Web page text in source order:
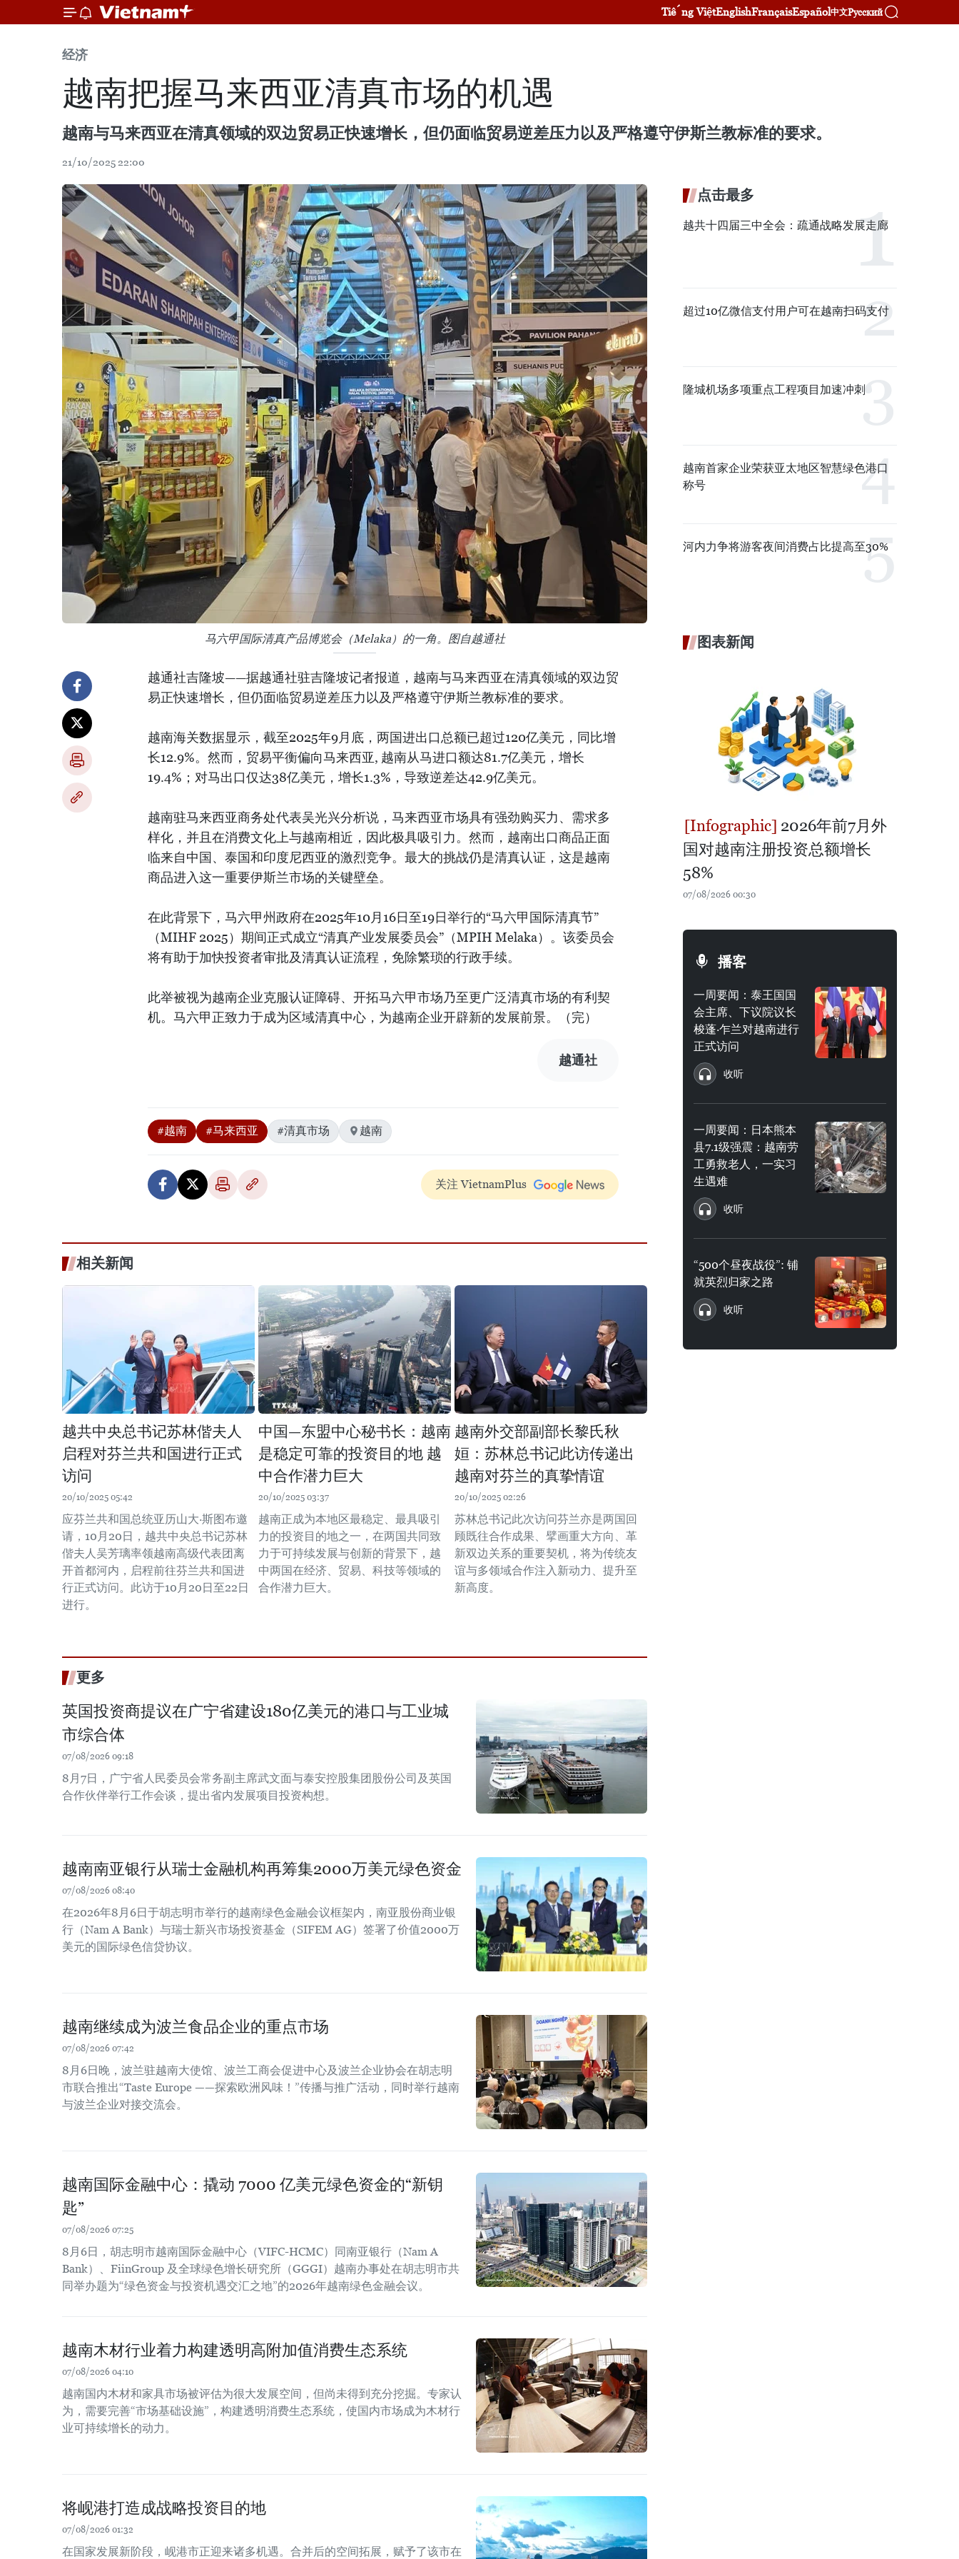
Tiếng ViệtEnglishFrançaisEspañol中文Русский
经济
越南把握马来西亚清真市场的机遇
越南与马来西亚在清真领域的双边贸易正快速增长，但仍面临贸易逆差压力以及严格遵守伊斯兰教标准的要求。
21/10/2025 22:00
马六甲国际清真产品博览会（Melaka）的一角。图自越通社
越通社吉隆坡——据越通社驻吉隆坡记者报道，越南与马来西亚在清真领域的双边贸
易正快速增长，但仍面临贸易逆差压力以及严格遵守伊斯兰教标准的要求。
越南海关数据显示，截至2025年9月底，两国进出口总额已超过120亿美元，同比增
长12.9%。然而，贸易平衡偏向马来西亚, 越南从马进口额达81.7亿美元，增长
19.4%；对马出口仅达38亿美元，增长1.3%，导致逆差达42.9亿美元。
越南驻马来西亚商务处代表吴光兴分析说，马来西亚市场具有强劲购买力、需求多
样化，并且在消费文化上与越南相近，因此极具吸引力。然而，越南出口商品正面
临来自中国、泰国和印度尼西亚的激烈竞争。最大的挑战仍是清真认证，这是越南
商品进入这一重要伊斯兰市场的关键壁垒。
在此背景下，马六甲州政府在2025年10月16日至19日举行的“马六甲国际清真节”
（MIHF 2025）期间正式成立“清真产业发展委员会”（MPIH Melaka）。该委员会
将有助于加快投资者审批及清真认证流程，免除繁琐的行政手续。
此举被视为越南企业克服认证障碍、开拓马六甲市场乃至更广泛清真市场的有利契
机。马六甲正致力于成为区域清真中心，为越南企业开辟新的发展前景。（完）
越通社
#越南 #马来西亚 #清真市场 越南
关注 VietnamPlus
相关新闻
越共中央总书记苏林偕夫人
启程对芬兰共和国进行正式
访问
20/10/2025 05:42
应芬兰共和国总统亚历山大·斯图布邀
请，10月20日，越共中央总书记苏林
偕夫人吴芳璃率领越南高级代表团离
开首都河内，启程前往芬兰共和国进
行正式访问。此访于10月20日至22日
进行。
中国—东盟中心秘书长：越南
是稳定可靠的投资目的地 越
中合作潜力巨大
20/10/2025 03:37
越南正成为本地区最稳定、最具吸引
力的投资目的地之一，在两国共同致
力于可持续发展与创新的背景下，越
中两国在经济、贸易、科技等领域的
合作潜力巨大。
越南外交部副部长黎氏秋
姮：苏林总书记此访传递出
越南对芬兰的真挚情谊
20/10/2025 02:26
苏林总书记此次访问芬兰亦是两国回
顾既往合作成果、擘画重大方向、革
新双边关系的重要契机，将为传统友
谊与多领域合作注入新动力、提升至
新高度。
更多
英国投资商提议在广宁省建设180亿美元的港口与工业城
市综合体
07/08/2026 09:18
8月7日，广宁省人民委员会常务副主席武文面与泰安控股集团股份公司及英国
合作伙伴举行工作会谈，提出省内发展项目投资构想。
越南南亚银行从瑞士金融机构再筹集2000万美元绿色资金
07/08/2026 08:40
在2026年8月6日于胡志明市举行的越南绿色金融会议框架内，南亚股份商业银
行（Nam A Bank）与瑞士新兴市场投资基金（SIFEM AG）签署了价值2000万
美元的国际绿色信贷协议。
越南继续成为波兰食品企业的重点市场
07/08/2026 07:42
8月6日晚，波兰驻越南大使馆、波兰工商会促进中心及波兰企业协会在胡志明
市联合推出“Taste Europe ——探索欧洲风味！”传播与推广活动，同时举行越南
与波兰企业对接交流会。
越南国际金融中心：撬动 7000 亿美元绿色资金的“新钥
匙”
07/08/2026 07:25
8月6日，胡志明市越南国际金融中心（VIFC-HCMC）同南亚银行（Nam A
Bank）、FiinGroup 及全球绿色增长研究所（GGGI）越南办事处在胡志明市共
同举办题为“绿色资金与投资机遇交汇之地”的2026年越南绿色金融会议。
越南木材行业着力构建透明高附加值消费生态系统
07/08/2026 04:10
越南国内木材和家具市场被评估为很大发展空间，但尚未得到充分挖掘。专家认
为，需要完善“市场基础设施”，构建透明消费生态系统，使国内市场成为木材行
业可持续增长的动力。
将岘港打造成战略投资目的地
07/08/2026 01:32
在国家发展新阶段，岘港市正迎来诸多机遇。合并后的空间拓展，赋予了该市在
点击最多
越共十四届三中全会：疏通战略发展走廊
超过10亿微信支付用户可在越南扫码支付
隆城机场多项重点工程项目加速冲刺
越南首家企业荣获亚太地区智慧绿色港口
称号
河内力争将游客夜间消费占比提高至30%
图表新闻
2026年前7月外
国对越南注册投资总额增长
58%
07/08/2026 00:30
播客
一周要闻：泰王国国
会主席、下议院议长
梭蓬·乍兰对越南进行
正式访问
收听
一周要闻：日本熊本
县7.1级强震：越南劳
工勇救老人，一实习
生遇难
收听
“500个昼夜战役”: 铺
就英烈归家之路
收听